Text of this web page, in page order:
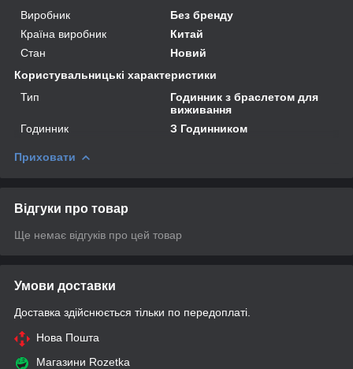
Виробник
Без бренду
Країна виробник
Китай
Стан
Новий
Користувальницькі характеристики
Тип
Годинник з браслетом для
виживання
Годинник
З Годинником
Приховати
Відгуки про товар
Ще немає відгуків про цей товар
Умови доставки
Доставка здійснюється тільки по передоплаті.
Нова Пошта
Магазини Rozetka